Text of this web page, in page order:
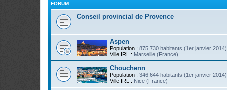
FORUM
Conseil provincial de Provence
Aspen
Population : 875.730 habitants (1er janvier 2014)
Ville IRL : Marseille (France)
Chouchenn
Population : 346.644 habitants (1er janvier 2014)
Ville IRL : Nice (France)